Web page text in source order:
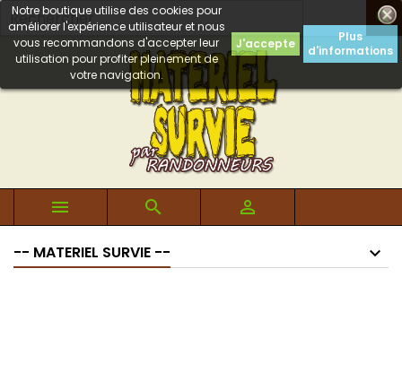

Notre boutique utilise des cookies pour
améliorer l'expérience utilisateur et nous
vous recommandons d'accepter leur
utilisation pour profiter pleinement de
votre navigation.
J'accepte
Plus
d'informations
  
-- MATERIEL SURVIE --